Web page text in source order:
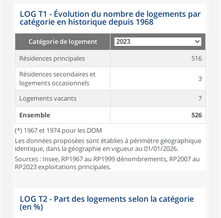
LOG T1 - Évolution du nombre de logements par
catégorie en historique depuis 1968
Catégorie de logement
Résidences principales
516
Résidences secondaires et
logements occasionnels
3
Logements vacants
7
Ensemble
526
(*) 1967 et 1974 pour les DOM
Les données proposées sont établies à périmètre géographique
identique, dans la géographie en vigueur au 01/01/2026.
Sources : Insee, RP1967 au RP1999 dénombrements, RP2007 au
RP2023 exploitations principales.
LOG T2 - Part des logements selon la catégorie
(en %)